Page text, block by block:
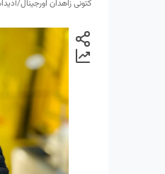
کتونی زاهدان اورجینال/